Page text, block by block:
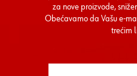
za nove proizvode,
Obećavamo da Vašu e-
trećim